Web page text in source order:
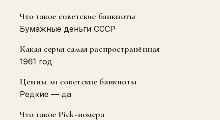
Что такое советские банкноты
Бумажные деньги СССР
Какая серия самая распространённая
1961 год
Ценны ли советские банкноты
Редкие — да
Что такое Pick-номера